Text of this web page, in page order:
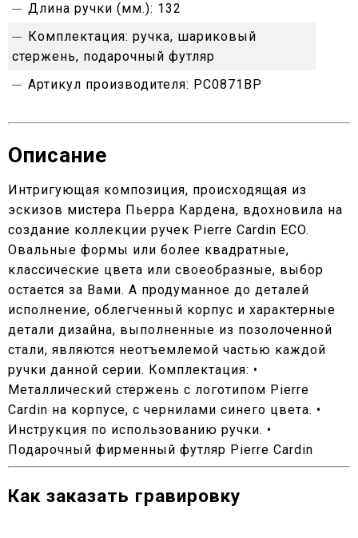
Длина ручки (мм.): 132
Комплектация: ручка, шариковый
стержень, подарочный футляр
Артикул производителя: PC0871BP
Описание
Интригующая композиция, происходящая из
эскизов мистера Пьерра Кардена, вдохновила на
создание коллекции ручек Pierre Cardin ECO.
Овальные формы или более квадратные,
классические цвета или своеобразные, выбор
остается за Вами. А продуманное до деталей
исполнение, облегченный корпус и характерные
детали дизайна, выполненные из позолоченной
стали, являются неотъемлемой частью каждой
ручки данной серии. Комплектация: •
Металлический стержень с логотипом Pierre
Cardin на корпусе, с чернилами синего цвета. •
Инструкция по использованию ручки. •
Подарочный фирменный футляр Pierre Cardin
Как заказать гравировку